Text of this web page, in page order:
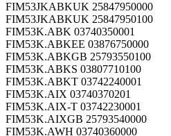
FIM53JKABKUK 25847950000
FIM53JKABKUK 25847950100
FIM53K.ABK 03740350001
FIM53K.ABKEE 03876750000
FIM53K.ABKGB 25793550100
FIM53K.ABKS 03807710100
FIM53K.ABKT 03742240001
FIM53K.AIX 03740370201
FIM53K.AIX-T 03742230001
FIM53K.AIXGB 25793540000
FIM53K.AWH 03740360000